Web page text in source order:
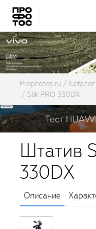
Prophotos.ru
Slik PRO 330DX
Штатив
330DX
Описание